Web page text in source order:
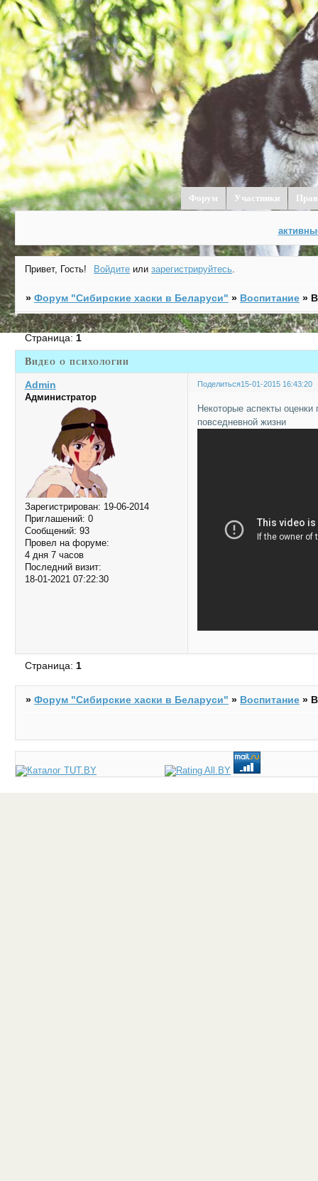
Форум Участники
Привет, Гость! Войдите илизарегистрируйтесь.
»Форум "Cибирские хаски в Беларуси" » Воспитание »
Видео о психологии
Страница: 1
Поделиться15-01-2015 16:43:20
Admin
Администратор
Зарегистрирован: 19-06-2014
Приглашений: 0
Сообщений: 93
Провел на форуме:
4 дня 7 часов
Последний визит:
18-01-2021 07:22:30
Некоторые аспекты
повседневной жизни
Страница: 1
»Форум "Cибирские хаски в Беларуси" » Воспитание »